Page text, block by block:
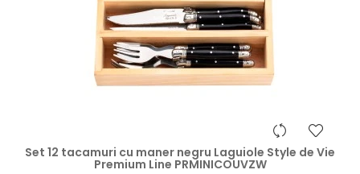
Set 12 tacamuri cu maner negru Laguiole Style de Vie
Premium Line PRMINICOUVZW